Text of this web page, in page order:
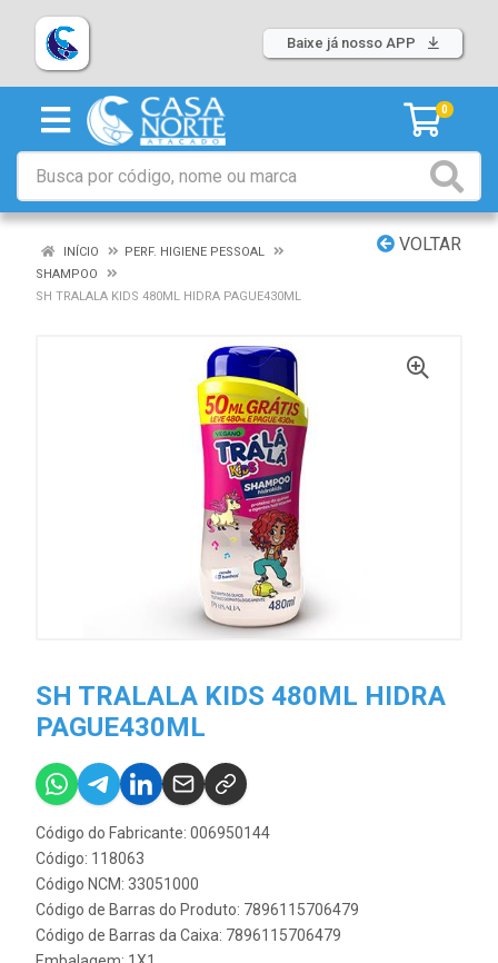
Baixe já nosso APP
0
VOLTAR
INÍCIO
PERF. HIGIENE PESSOAL
SHAMPOO
SH TRALALA KIDS 480ML HIDRA PAGUE430ML
SH TRALALA KIDS 480ML HIDRA
PAGUE430ML
Código do Fabricante: 006950144
Código: 118063
Código NCM: 33051000
Código de Barras do Produto: 7896115706479
Código de Barras da Caixa: 7896115706479